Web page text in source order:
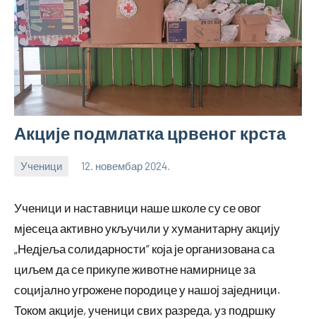
Акције подмлатка црвеног крста
Ученици 12. новембар 2024.
bstankovic
Ученици и наставници наше школе су се овог
мјесеца активно укључили у хуманитарну акцију
„Недјеља солидарности“ која је организована са
циљем да се прикупе животне намирнице за
социјално угрожене породице у нашој заједници.
Током акције, ученици свих разреда, уз подршку